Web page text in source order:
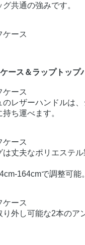
共通の強みです。
ース＆ラップトップ
レザーハンドルは
ち運べます。
は丈夫なポリエステ
164cmで調整可能。
外し可能な2本のア